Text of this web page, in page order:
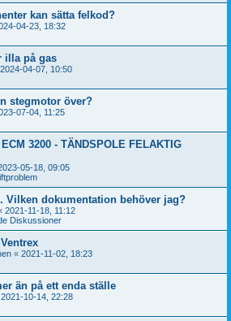
kan sätta felkod?
04-23, 18:32
illa på gas
2024-04-07, 10:50
stegmotor över?
07-04, 11:25
3200 - TÄNDSPOLE FELAKTIG
05-18, 09:05
Vilken dokumentation behöver jag?
2021-11-18, 11:12
Diskussioner
« 2021-11-02, 18:23
än på ett enda ställe
2021-10-14, 22:28